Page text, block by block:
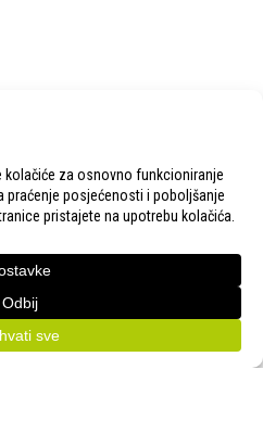
o sajmovanju: POSLOVNO